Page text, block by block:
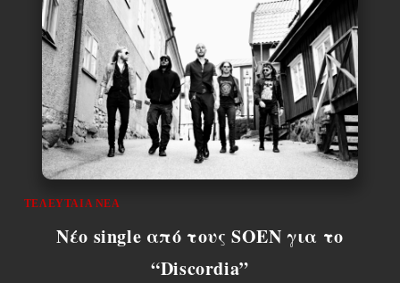
ΤΕΛΕΥΤΑΊΑ ΝΈΑ
Νέο single από τους SOEN για το
“Discordia”